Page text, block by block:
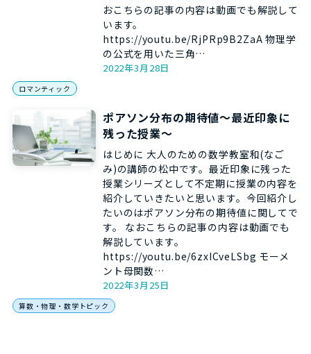
おこちらの記事の内容は動画でも解説して
います。
https://youtu.be/RjPRp9B2ZaA 物理学
の公式を用いた三角…
2022年3月28日
ロマンティック
ポアソン分布の期待値～最近印象に
残った授業～
はじめに 大人のための数学教室和(なご
み)の講師の松中です。最近印象に残った
授業シリーズとして不定期に授業の内容を
紹介していきたいと思います。今回紹介し
たいのはポアソン分布の期待値に関してで
す。 なおこちらの記事の内容は動画でも
解説しています。
https://youtu.be/6zxICveLSbg モーメ
ント母関数…
2022年3月25日
算数・物理・数学トピック